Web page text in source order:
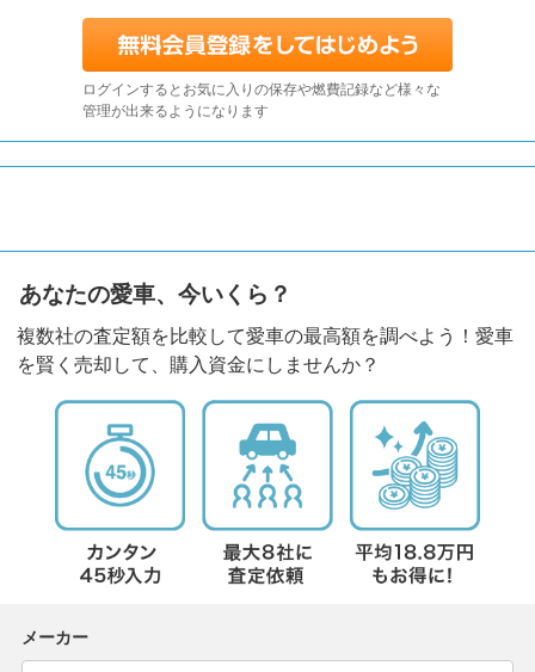
ログインするとお気に入りの保存や燃費記録など様々な
管理が出来るようになります
あなたの愛車、今いくら？
複数社の査定額を比較して愛車の最高額を調べよう！愛車
を賢く売却して、購入資金にしませんか？
メーカー